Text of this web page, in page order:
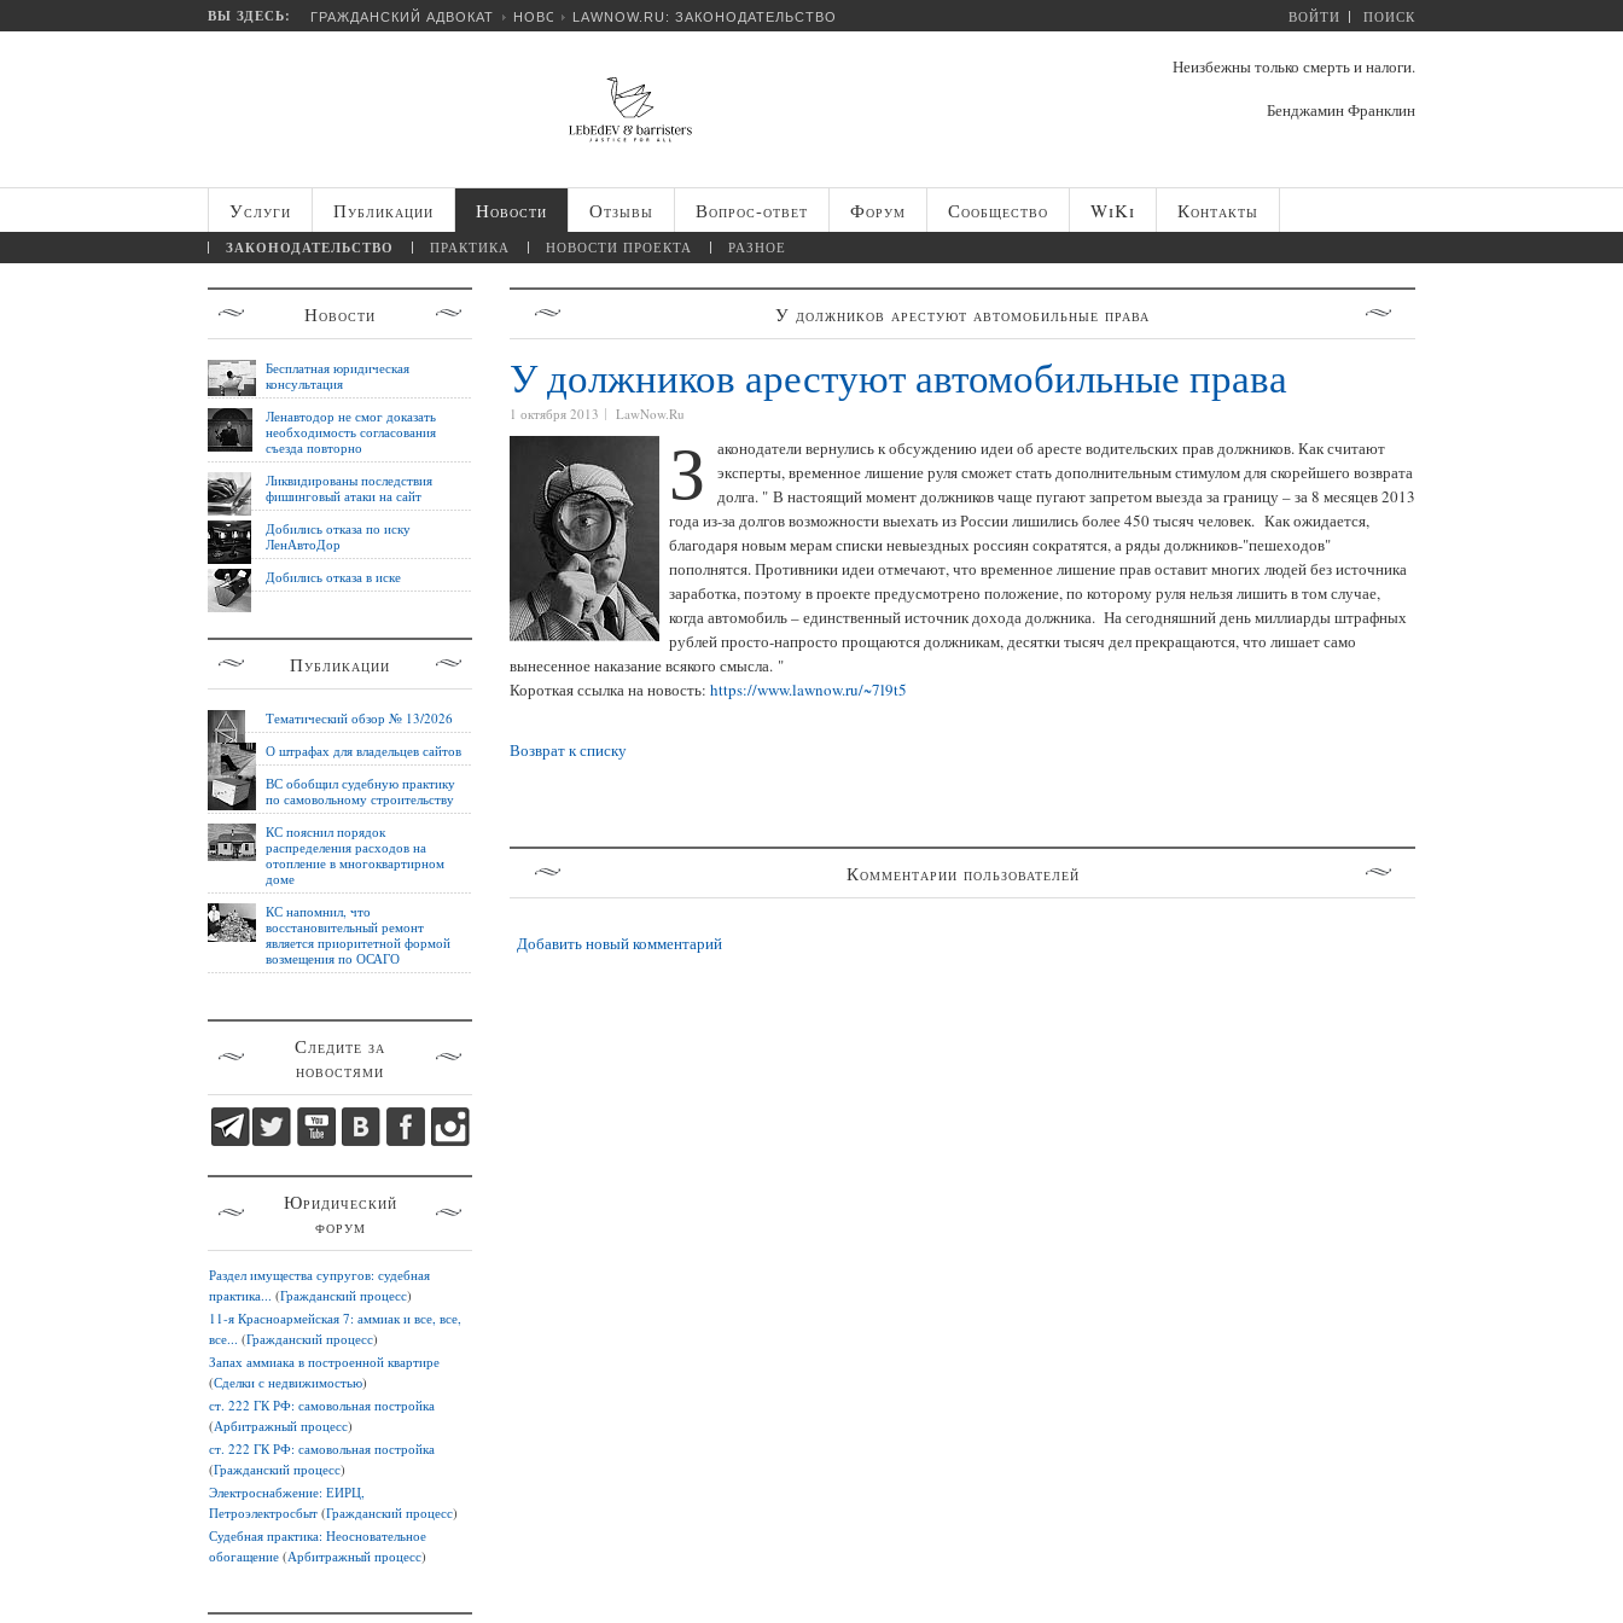
ВЫ ЗДЕСЬ: ГРАЖДАНСКИЙ АДВОКАТ НОВОСТИLAWNOW.RU: ЗАКОНОДАТЕЛЬСТВО ВОЙТИ ПОИСК
Неизбежны только смерть и налоги.
Бенджамин Франклин
Услуги Публикации Новости Отзывы Вопрос-ответ Форум Сообщество WiKi Контакты
ЗАКОНОДАТЕЛЬСТВО ПРАКТИКА НОВОСТИ ПРОЕКТА РАЗНОЕ
У должников арестуют автомобильные права
У должников арестуют автомобильные права
1 октября 2013 LawNow.Ru
З
аконодатели вернулись к обсуждению идеи об аресте водительских прав должников. Как считают
эксперты, временное лишение руля сможет стать дополнительным стимулом для скорейшего возврата
долга. " В настоящий момент должников чаще пугают запретом выезда за границу – за 8 месяцев 2013
года из-за долгов возможности выехать из России лишились более 450 тысяч человек. Как ожидается,
благодаря новым мерам списки невыездных россиян сократятся, а ряды должников-"пешеходов"
пополнятся. Противники идеи отмечают, что временное лишение прав оставит многих людей без источника
заработка, поэтому в проекте предусмотрено положение, по которому руля нельзя лишить в том случае,
когда автомобиль – единственный источник дохода должника. На сегодняшний день миллиарды штрафных
рублей просто-напросто прощаются должникам, десятки тысяч дел прекращаются, что лишает само
вынесенное наказание всякого смысла. "
Короткая ссылка на новость: https://www.lawnow.ru/~7l9t5
Возврат к списку
Комментарии пользователей
Добавить новый комментарий
Новости
Бесплатная юридическая
консультация
Ленавтодор не смог доказать
необходимость согласования
съезда повторно
Ликвидированы последствия
фишинговый атаки на сайт
Добились отказа по иску
ЛенАвтоДор
Добились отказа в иске
Публикации
Тематический обзор № 13/2026
О штрафах для владельцев сайтов
ВС обобщил судебную практику
по самовольному строительству
КС пояснил порядок
распределения расходов на
отопление в многоквартирном
доме
КС напомнил, что
восстановительный ремонт
является приоритетной формой
возмещения по ОСАГО
Следите за
новостями
Юридический
форум
Раздел имущества супругов: судебная
практика... (Гражданский процесс)
11-я Красноармейская 7: аммиак и все, все,
все... (Гражданский процесс)
Запах аммиака в построенной квартире
(Сделки с недвижимостью)
ст. 222 ГК РФ: самовольная постройка
(Арбитражный процесс)
ст. 222 ГК РФ: самовольная постройка
(Гражданский процесс)
Электроснабжение: ЕИРЦ,
Петроэлектросбыт (Гражданский процесс)
Судебная практика: Неосновательное
обогащение (Арбитражный процесс)